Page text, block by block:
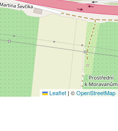
Leaflet | ©OpenStreetMap